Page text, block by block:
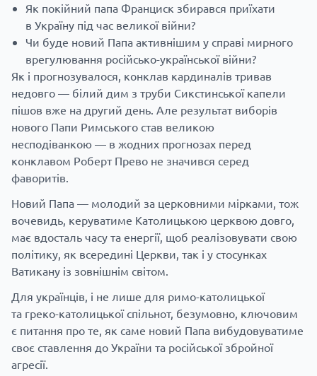
Як покійний папа Франциск збирався приїхати
в Україну під час великої війни?
Чи буде новий Папа активнішим у справі мирного
врегулювання російсько-української війни?
Як і прогнозувалося, конклав кардиналів тривав
недовго — білий дим з труби Сикстинської капели
пішов вже на другий день. Але результат виборів
нового Папи Римського став великою
несподіванкою — в жодних прогнозах перед
конклавом Роберт Прево не значився серед
фаворитів.
Новий Папа — молодий за церковними мірками, тож
вочевидь, керуватиме Католицькою церквою довго,
має вдосталь часу та енергії, щоб реалізовувати свою
політику, як всередині Церкви, так і у стосунках
Ватикану із зовнішнім світом.
Для українців, і не лише для римо-католицької
та греко-католицької спільнот, безумовно, ключовим
є питання про те, як саме новий Папа вибудовуватиме
своє ставлення до України та російської збройної
агресії.